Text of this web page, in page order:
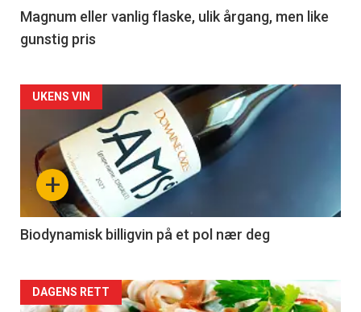
3
Magnum eller vanlig flaske, ulik årgang, men like
gunstig pris
Forsiden
akkurat
nå
4
+
UKENS VIN
Biodynamisk billigvin på et pol nær deg
Forsiden
DAGENS RETT